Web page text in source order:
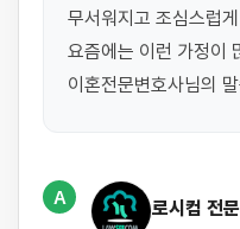
무서워지고 조심스럽
요즘에는 이런 가정이
이혼전문변호사님의
A
로시컴 전